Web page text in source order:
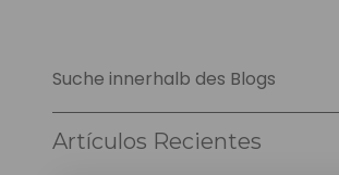
Suche innerhalb des Blogs
Artículos Recientes